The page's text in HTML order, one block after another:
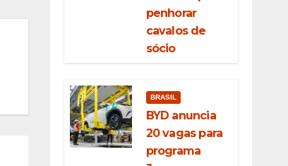
penhorar
cavalos de
sócio
BRASIL
BYD anuncia
20 vagas para
programa